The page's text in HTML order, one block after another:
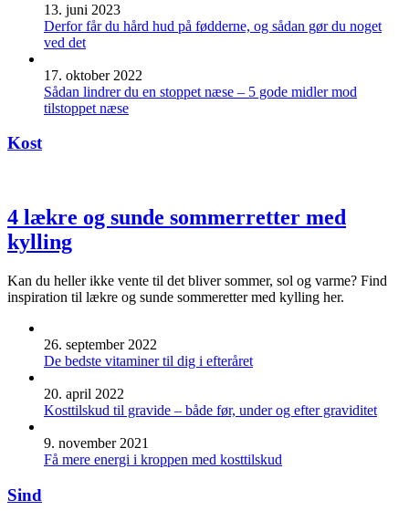
13. juni 2023
Derfor får du hård hud på fødderne, og sådan gør du noget
ved det
17. oktober 2022
Sådan lindrer du en stoppet næse – 5 gode midler mod
tilstoppet næse
Kost
4 lækre og sunde sommerretter med
kylling
Kan du heller ikke vente til det bliver sommer, sol og varme? Find
inspiration til lækre og sunde sommeretter med kylling her.
26. september 2022
De bedste vitaminer til dig i efteråret
20. april 2022
Kosttilskud til gravide – både før, under og efter graviditet
9. november 2021
Få mere energi i kroppen med kosttilskud
Sind